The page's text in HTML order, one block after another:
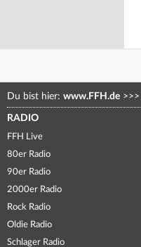
Du bist hier: www.FFH.de >>>
RADIO
FFH Live
80er Radio
90er Radio
2000er Radio
Rock Radio
Oldie Radio
Schlager Radio